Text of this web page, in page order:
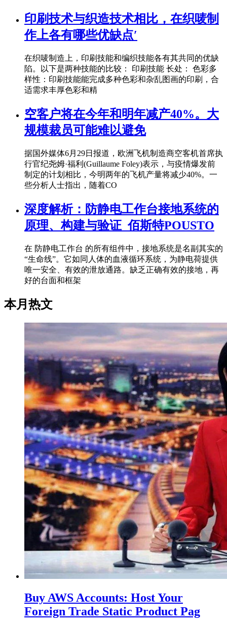
印刷技术与织造技术相比，在织唛制
作上各有哪些优缺点′
在织唛制造上，印刷技能和编织技能各有其共同的优缺
陷。以下是两种技能的比较： 印刷技能 长处： 色彩多
样性：印刷技能能完成多种色彩和杂乱图画的印刷，合
适需求丰厚色彩和精
空客户将在今年和明年减产40%。大
规模裁员可能难以避免
据国外媒体6月29日报道，欧洲飞机制造商空客机首席执
行官纪尧姆·福利(Guillaume Foley)表示，与疫情爆发前
制定的计划相比，今明两年的飞机产量将减少40%。一
些分析人士指出，随着CO
深度解析：防静电工作台接地系统的
原理、构建与验证_佰斯特POUSTO
在 防静电工作台 的所有组件中，接地系统是名副其实的
“生命线”。它如同人体的血液循环系统，为静电荷提供
唯一安全、有效的泄放通路。缺乏正确有效的接地，再
好的台面和框架
本月热文
Buy AWS Accounts: Host Your
Foreign Trade Static Product Pag